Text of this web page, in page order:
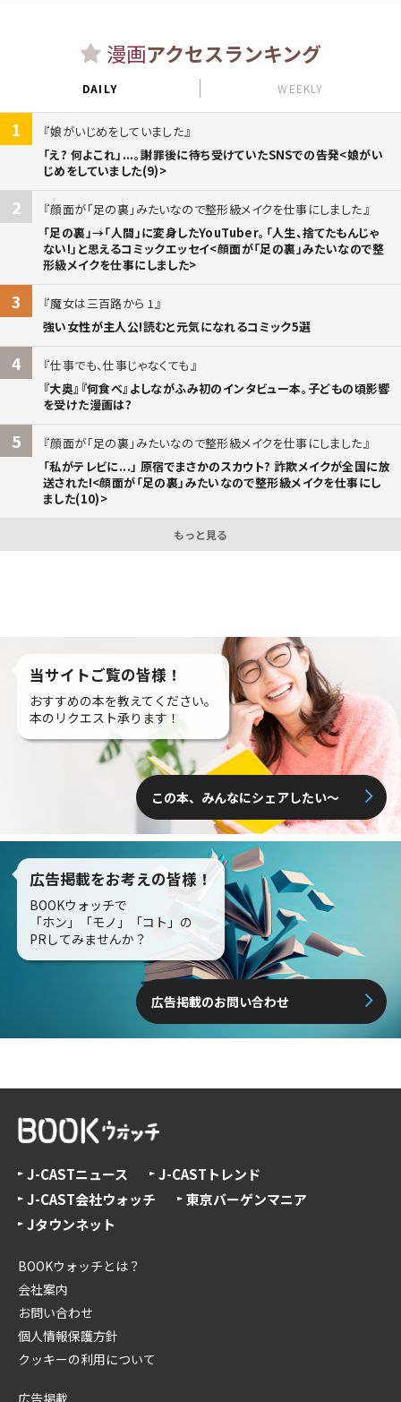
漫画アクセスランキング
DAILY WEEKLY
1
娘がいじめをしていました
「え? 何よこれ」...。謝罪後に待ち受けていたSNSでの告発<娘がい
じめをしていました(9)>
2
顔面が「足の裏」みたいなので整形級メイクを仕事にしました
「足の裏」→「人間」に変身したYouTuber。「人生、捨てたもんじゃ
ない!」と思えるコミックエッセイ<顔面が「足の裏」みたいなので整
形級メイクを仕事にしました>
3
魔女は三百路から 1
強い女性が主人公!読むと元気になれるコミック5選
4
仕事でも、仕事じゃなくても
『大奥』『何食べ』よしながふみ初のインタビュー本。子どもの頃影響
を受けた漫画は?
5
顔面が「足の裏」みたいなので整形級メイクを仕事にしました
「私がテレビに...」 原宿でまさかのスカウト? 詐欺メイクが全国に放
送された!<顔面が「足の裏」みたいなので整形級メイクを仕事にし
ました(10)>
もっと見る
当サイトご覧の皆様！
おすすめの本を教えてください。
本のリクエスト承ります！
この本、みんなにシェアしたい〜
広告掲載をお考えの皆様！
BOOKウォッチで
「ホン」「モノ」「コト」の
PRしてみませんか？
広告掲載のお問い合わせ
J-CASTニュース
J-CASTトレンド
J-CAST会社ウォッチ
東京バーゲンマニア
Jタウンネット
BOOKウォッチとは？
会社案内
お問い合わせ
個人情報保護方針
クッキーの利用について
広告掲載